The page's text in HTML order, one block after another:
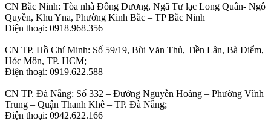
CN Bắc Ninh: Tòa nhà Đông Dương, Ngã Tư lạc Long Quân- Ngô
Quyền, Khu Yna, Phường Kinh Bắc – TP Bắc Ninh
Điện thoại: 0918.968.356
CN TP. Hồ Chí Minh: Số 59/19, Bùi Văn Thủ, Tiền Lân, Bà Điểm,
Hóc Môn, TP. HCM;
Điện thoại: 0919.622.588
CN TP. Đà Nẵng: Số 332 – Đường Nguyễn Hoàng – Phường Vĩnh
Trung – Quận Thanh Khê – TP. Đà Nẵng;
Điện thoại: 0942.622.166